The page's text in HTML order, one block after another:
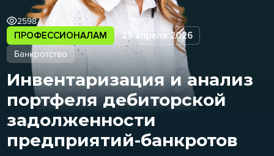
ПРОФЕССИОНАЛАМ
29 апреля 2026
Банкротство
2598
Инвентаризация и анализ
портфеля дебиторской
задолженности
предприятий-банкротов